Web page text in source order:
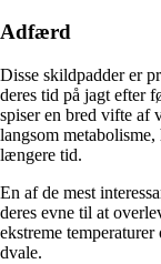
Adfærd
Disse skildpadder er
deres tid på jagt efter
spiser en bred vifte af
langsom
længere tid.
En af de mest
deres evne til at
ekstreme
dvale.